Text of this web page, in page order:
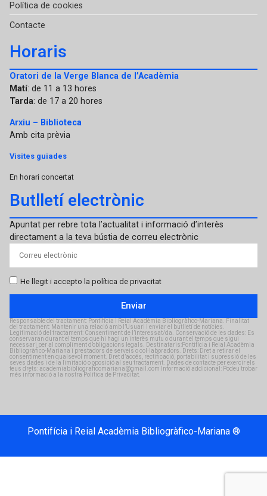
Política de cookies
Contacte
Horaris
Oratori de la Verge Blanca de l’Acadèmia
Matí: de 11 a 13 hores
Tarda: de 17 a 20 hores
Arxiu – Biblioteca
Amb cita prèvia
Visites guiades
En horari concertat
Butlletí electrònic
Apuntat per rebre tota l’actualitat i informació d’interès
directament a la teva bústia de correu electrònic
He llegit i accepto la política de privacitat
Enviar
Responsable del tractament: Pontifícia i Reial Acadèmia Bibliogràfico-Mariana. Finalitat
del tractament: Mantenir una relació amb l’Usuari i enviar el butlletí de notícies.
Legitimació del tractament: Consentiment de l’interessat/da. Conservació de les dades: Es
conservaran durant el temps que hi hagi un interès mutu o durant el temps que sigui
necessari per al compliment d’obligacions legals. Destinataris:Pontifícia i Reial Acadèmia
Bibliogràfico-Mariana i prestadors de serveis o col·laboradors. Drets: Dret a retirar el
consentiment en qualsevol moment. Dret d’accés, rectificació, portabilitat i supressió de les
seves dades i de la limitació o oposició al seu tractament. Dades de contacte per exercir els
teus drets: academiabibliograficomariana@gmail.com Informació addicional: Podeu trobar
més informació a la nostra Política de Privacitat.
Pontifícia i Reial Acadèmia Bibliogràfico-Mariana ®